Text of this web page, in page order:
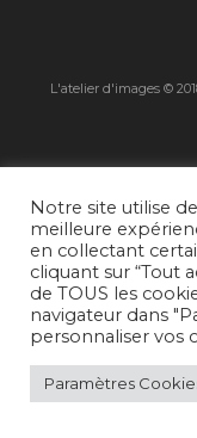
L'atelier d'images ©
Notre site utilise
meilleure
en collectant
cliquant sur “Tout
de TOUS les
navigateur dans
personnaliser vos
Paramètres